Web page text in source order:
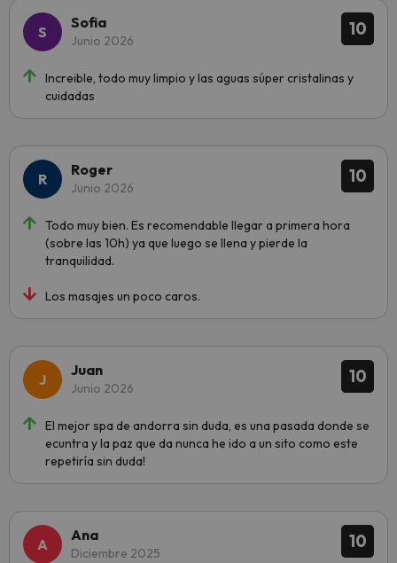
10
Sofia
Junio 2026
Increible, todo muy limpio y las aguas súper cristalinas y
cuidadas
10
Roger
Junio 2026
Todo muy bien. Es recomendable llegar a primera hora
(sobre las 10h) ya que luego se llena y pierde la
tranquilidad.
Los masajes un poco caros.
10
Juan
Junio 2026
El mejor spa de andorra sin duda, es una pasada donde se
ecuntra y la paz que da nunca he ido a un sito como este
repetiría sin duda!
10
Ana
Diciembre 2025